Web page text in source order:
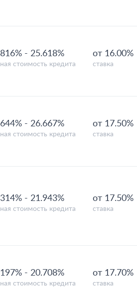
- 25.618%
стоимость кредита
от 16.00%
ставка
- 26.667%
стоимость кредита
от 17.50%
ставка
- 21.943%
стоимость кредита
от 17.50%
ставка
- 20.708%
стоимость кредита
от 17.70%
ставка